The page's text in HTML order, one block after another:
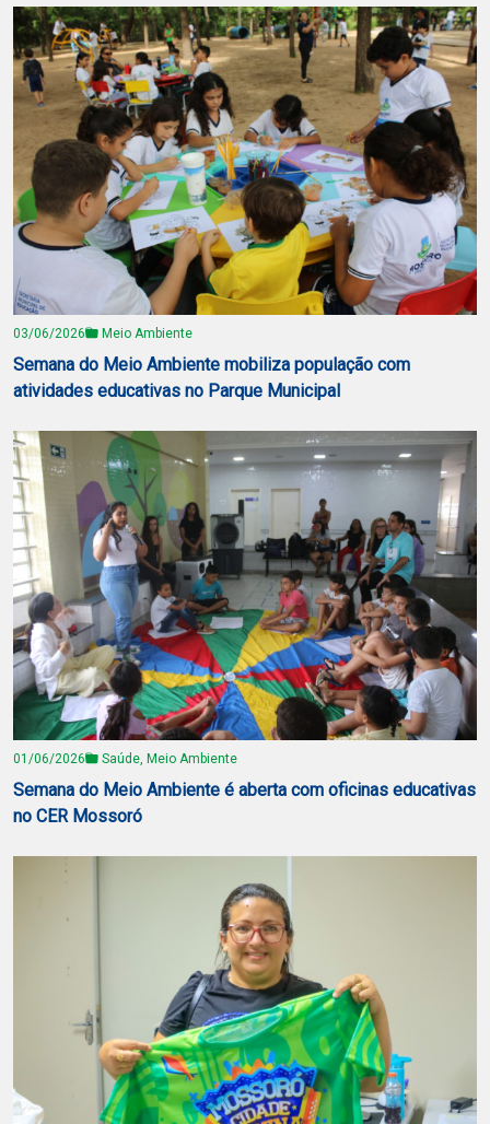
03/06/2026 Meio Ambiente
Semana do Meio Ambiente mobiliza população com
atividades educativas no Parque Municipal
01/06/2026 Saúde, Meio Ambiente
Semana do Meio Ambiente é aberta com oficinas educativas
no CER Mossoró